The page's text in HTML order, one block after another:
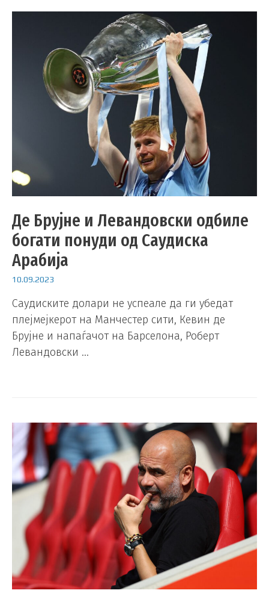
Де Брујне и Левандовски одбиле
богати понуди од Саудиска
Арабија
10.09.2023
Саудиските долари не успеале да ги убедат
плејмејкерот на Манчестер сити, Кевин де
Брујне и напаѓачот на Барселона, Роберт
Левандовски …